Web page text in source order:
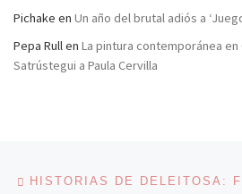
Pichake en Un año del brutal adiós a
Pepa Rullen La pintura contemporánea en
Satrústegui a Paula Cervilla
Navegación de